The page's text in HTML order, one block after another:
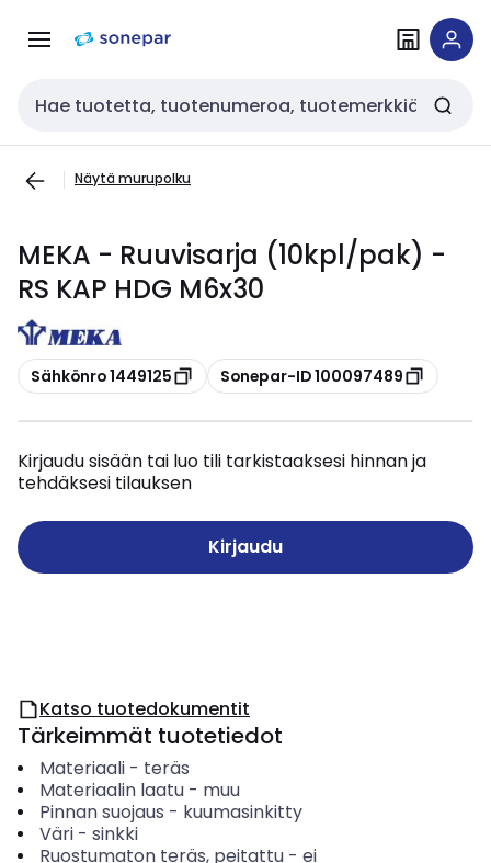
navigointiinsisältöön
Haku
Näytä murupolku
MEKA - Ruuvisarja (10kpl/pak) -
RS KAP HDG M6x30
Kopioi
Sähkönro 1449125 Kopioi
Sonepar-ID 100097489
Kirjaudu sisään tai luo tili tarkistaaksesi hinnan ja
tehdäksesi tilauksen
Kirjaudu
Katso tuotedokumentit
Tärkeimmät tuotetiedot
Materiaali- teräs
Materiaalin laatu- muu
Pinnan suojaus - kuumasinkitty
Väri- sinkki
Ruostumaton teräs, peitattu- ei